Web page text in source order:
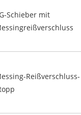
Schieber mit
Reißverschluss-